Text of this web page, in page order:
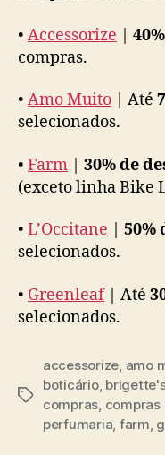
• Accessorize
compras.
• Amo Muito | Até
selecionados.
• Farm 30% de
(exceto linha Bike
• L’Occitane 50%
selecionados.
• Greenleaf| Até
selecionados.
Tags
accessorize amo
boticário,
compras compras
perfumaria farm